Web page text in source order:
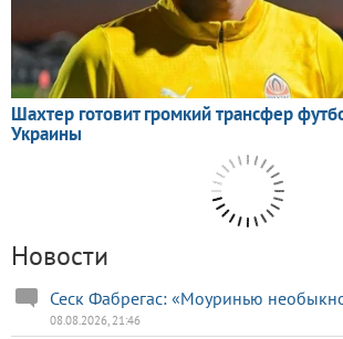
Новости
Сеск Фабрегас: «Моуринью
08.08.2026, 21:46